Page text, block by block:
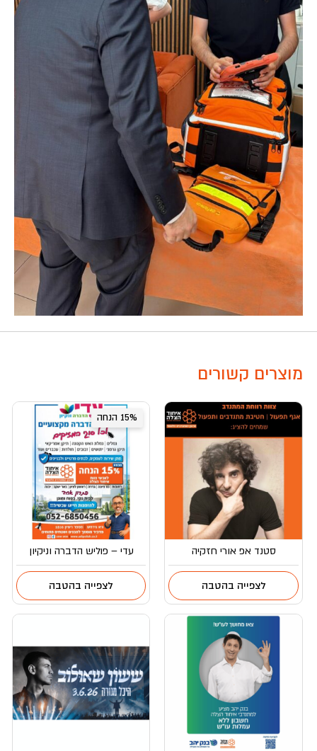
מוצרים קשורים
סטנד אפ אורי חזקיה
לצפייה בהטבה
15% הנחה
עדי – פוליש הדברה וניקיון
לצפייה בהטבה